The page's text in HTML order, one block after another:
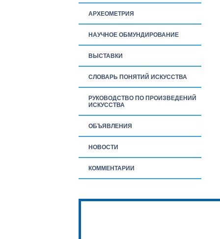
АРХЕОМЕТРИЯ
НАУЧНОЕ ОБМУНДИРОВАНИЕ
ВЫСТАВКИ
СЛОВАРЬ ПОНЯТИЙ ИСКУССТВА
РУКОВОДСТВО ПО ПРОИЗВЕДЕНИЙ
ИСКУССТВА
ОБЪЯВЛЕНИЯ
НОВОСТИ
КОММЕНТАРИИ